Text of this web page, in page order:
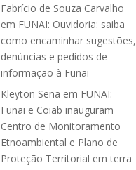
Fabrício de Souza Carvalho
em FUNAI: Ouvidoria: saiba
como encaminhar sugestões,
denúncias e pedidos de
informação à Funai
Kleyton Sena em FUNAI:
Funai e Coiab inauguram
Centro de Monitoramento
Etnoambiental e Plano de
Proteção Territorial em terra